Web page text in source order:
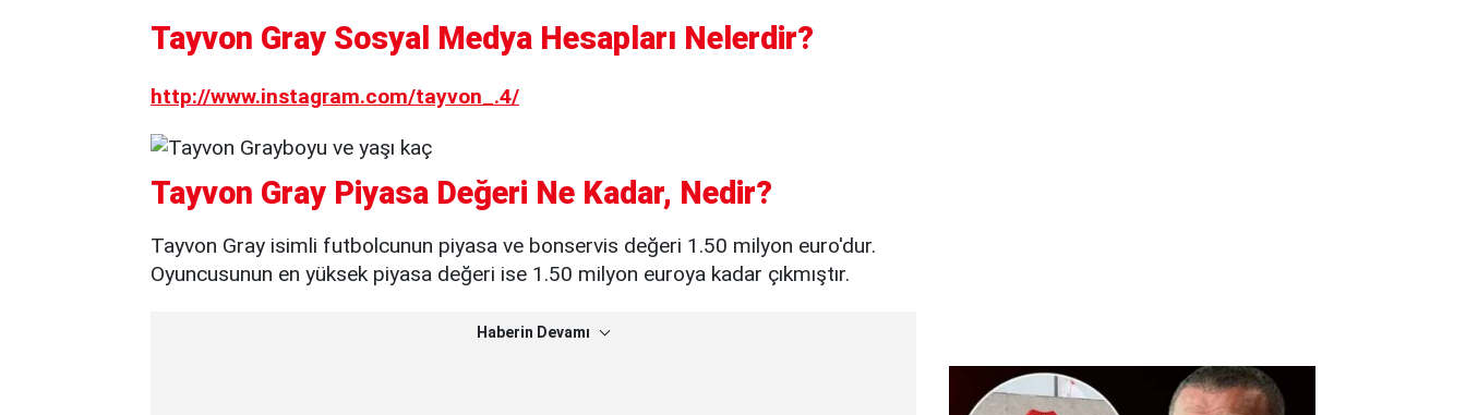
Tayvon Gray Sosyal Medya Hesapları Nelerdir?
http://www.instagram.com/tayvon_.4/
Tayvon Gray Piyasa Değeri Ne Kadar, Nedir?
Tayvon Gray isimli futbolcunun piyasa ve bonservis değeri 1.50 milyon euro'dur.
Oyuncusunun en yüksek piyasa değeri ise 1.50 milyon euroya kadar çıkmıştır.
Haberin Devamı